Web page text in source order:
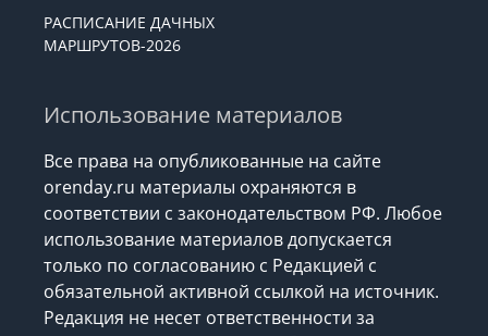
РАСПИСАНИЕ ДАЧНЫХ
МАРШРУТОВ-2026
Использование материалов
Все права на опубликованные на сайте
orenday.ru материалы охраняются в
соответствии с законодательством РФ. Любое
использование материалов допускается
только по согласованию с Редакцией с
обязательной активной ссылкой на источник.
Редакция не несет ответственности за